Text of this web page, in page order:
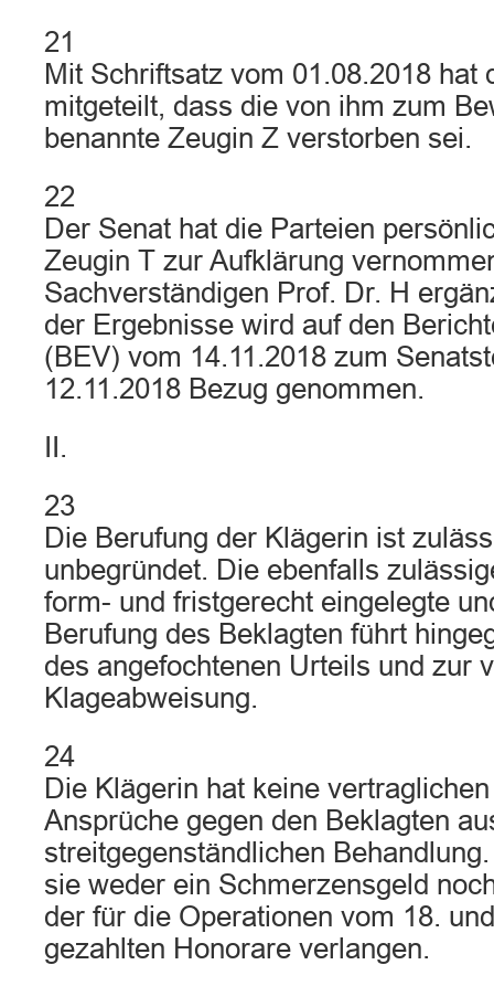
21
Mit Schriftsatz vom 01.08.2018 hat
mitgeteilt, dass die von ihm zum
benannte Zeugin Z verstorben sei.
22
Der Senat hat die Parteien
Zeugin T zur Aufklärung
Sachverständigen Prof. Dr. H
der Ergebnisse wird auf den
(BEV) vom 14.11.2018 zum
12.11.2018 Bezug genommen.
II.
23
Die Berufung der Klägerin ist
unbegründet. Die ebenfalls
form- und fristgerecht eingelegte
Berufung des Beklagten führt
des angefochtenen Urteils und zur
Klageabweisung.
24
Die Klägerin hat keine
Ansprüche gegen den Beklagten
streitgegenständlichen
sie weder ein Schmerzensgeld
der für die Operationen vom 18.
gezahlten Honorare verlangen.